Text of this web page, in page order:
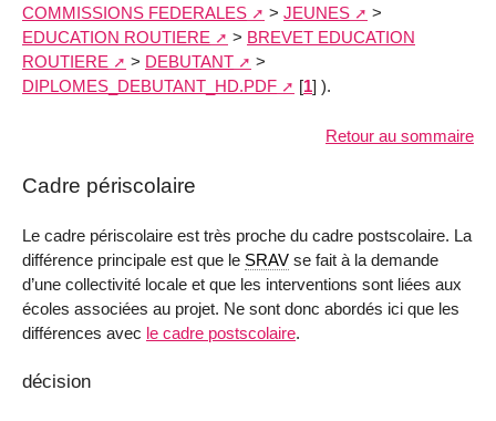
COMMISSIONS FEDERALES
> JEUNES
>
EDUCATION ROUTIERE
> BREVET EDUCATION
ROUTIERE
> DEBUTANT
>
DIPLOMES_DEBUTANT_HD.PDF
[1] ).
Retour au sommaire
Cadre périscolaire
Le cadre périscolaire est très proche du cadre postscolaire. La
différence principale est que le SRAV se fait à la demande
d’une collectivité locale et que les interventions sont liées aux
écoles associées au projet. Ne sont donc abordés ici que les
différences avec le cadre postscolaire.
décision